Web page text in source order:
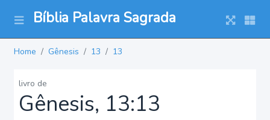
Bíblia Palavra Sagrada
Home Gênesis 13 13
livro de
Gênesis, 13:13